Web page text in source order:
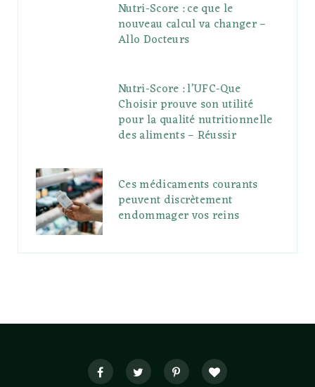
Nutri-Score : ce que le
nouveau calcul va changer –
Allo Docteurs
Nutri-Score : l’UFC-Que
Choisir prouve son utilité
pour la qualité nutritionnelle
des aliments – Réussir
Ces médicaments courants
peuvent discrètement
endommager vos reins